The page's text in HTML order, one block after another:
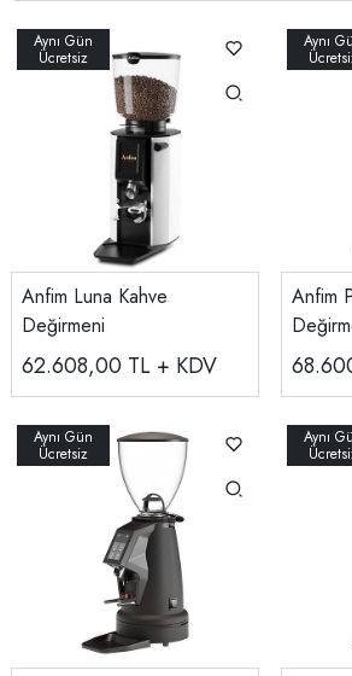
Anfim Luna Kahve
Değirmeni
62.608,00 TL + KDV
Anfim